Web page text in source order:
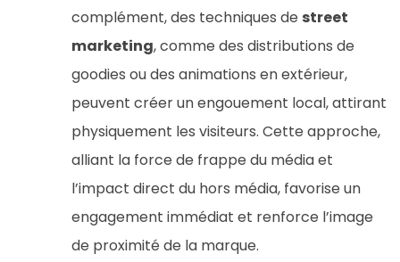
complément, des techniques de street
marketing, comme des distributions de
goodies ou des animations en extérieur,
peuvent créer un engouement local, attirant
physiquement les visiteurs. Cette approche,
alliant la force de frappe du média et
l’impact direct du hors média, favorise un
engagement immédiat et renforce l’image
de proximité de la marque.